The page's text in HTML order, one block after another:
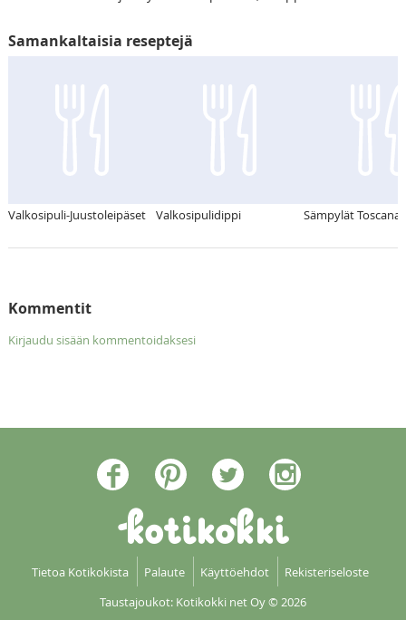
Samankaltaisia reseptejä
Valkosipuli-Juustoleipäset Valkosipulidippi Sämpylät
Kommentit
Kirjaudu sisään kommentoidaksesi
Tietoa Kotikokista Palaute Käyttöehdot
Rekisteriseloste
Taustajoukot: Kotikokki net Oy© 2026